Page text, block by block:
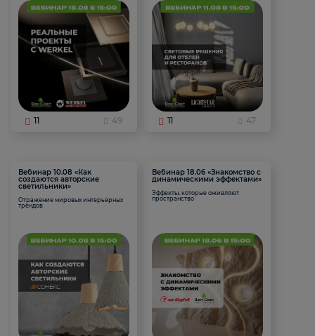
11 49 11 47
Вебинар 10.08 «Как
создаются авторские
светильники»
Отражение мировых интерьерных
трендов
Вебинар 18.06 «Знакомство с
динамическими эффектами»
Эффекты, которые оживляют
пространство